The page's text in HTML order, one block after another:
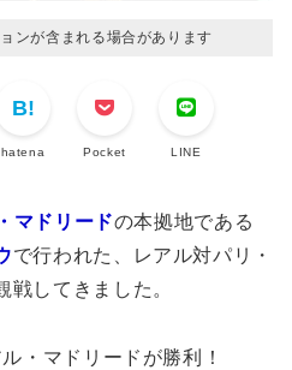
ンが含まれる場合があります
hatena Pocket LINE
マドリードの本拠地である
で行われた、レアル対パリ・
してきました。
・マドリードが勝利！